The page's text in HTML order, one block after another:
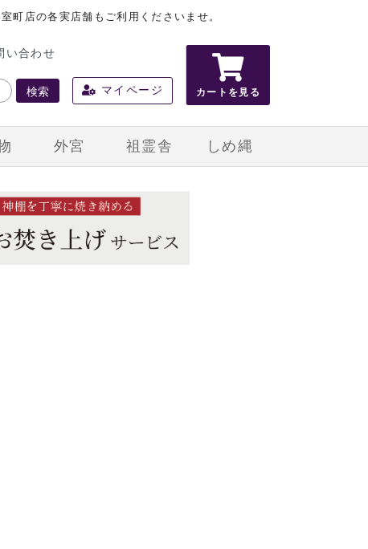
町店の各実店舗もご利用くださいませ。
い合わせ
検索 マイページ カートを見る
外宮 祖霊舎 しめ縄